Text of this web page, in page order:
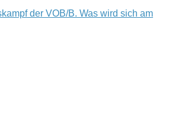
der VOB/B. Was wird sich am